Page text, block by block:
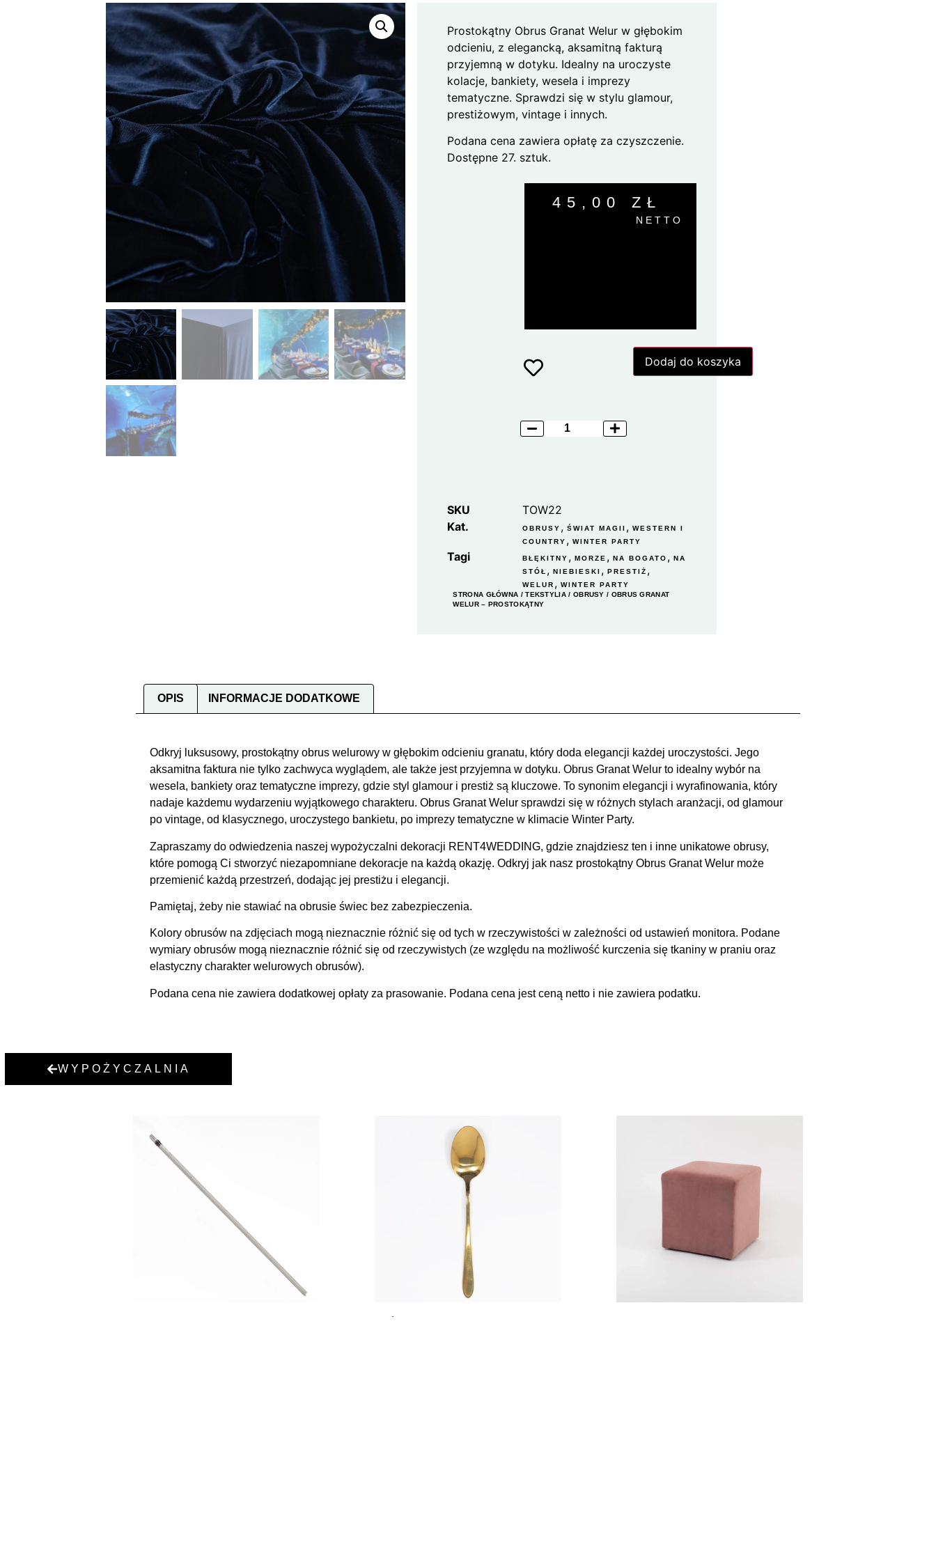
Prostokątny Obrus Granat Welur w głębokim
odcieniu, z elegancką, aksamitną fakturą
przyjemną w dotyku. Idealny na uroczyste
kolacje, bankiety, wesela i imprezy
tematyczne. Sprawdzi się w stylu glamour,
prestiżowym, vintage i innych.
Podana cena zawiera opłatę za czyszczenie.
Dostępne 27. sztuk.
45,00 ZŁ
NETTO
Dodaj do koszyka
SKU
TOW22
Kat.
OBRUSY , ŚWIAT MAGII , WESTERN I
COUNTRY , WINTER PARTY
Tagi BŁĘKITNY , MORZE , NA BOGATO , NA
STÓŁ , NIEBIESKI , PRESTIŻ ,
WELUR , WINTER PARTY
STRONA GŁÓWNA /TEKSTYLIA / OBRUSY / OBRUS GRANAT
WELUR – PROSTOKĄTNY
OPIS INFORMACJE DODATKOWE
Odkryj luksusowy, prostokątny obrus welurowy w głębokim odcieniu granatu, który doda elegancji każdej uroczystości. Jego
aksamitna faktura nie tylko zachwyca wyglądem, ale także jest przyjemna w dotyku. Obrus Granat Welur to idealny wybór na
wesela, bankiety oraz tematyczne imprezy, gdzie styl glamour i prestiż są kluczowe. To synonim elegancji i wyrafinowania, który
nadaje każdemu wydarzeniu wyjątkowego charakteru. Obrus Granat Welur sprawdzi się w różnych stylach aranżacji, od glamour
po vintage, od klasycznego, uroczystego bankietu, po imprezy tematyczne w klimacie Winter Party.
Zapraszamy do odwiedzenia naszej wypożyczalni dekoracji RENT4WEDDING, gdzie znajdziesz ten i inne unikatowe obrusy,
które pomogą Ci stworzyć niezapomniane dekoracje na każdą okazję. Odkryj jak nasz prostokątny Obrus Granat Welur może
przemienić każdą przestrzeń, dodając jej prestiżu i elegancji.
Pamiętaj, żeby nie stawiać na obrusie świec bez zabezpieczenia.
Kolory obrusów na zdjęciach mogą nieznacznie różnić się od tych w rzeczywistości w zależności od ustawień monitora. Podane
wymiary obrusów mogą nieznacznie różnić się od rzeczywistych (ze względu na możliwość kurczenia się tkaniny w praniu oraz
elastyczny charakter welurowych obrusów).
Podana cena nie zawiera dodatkowej opłaty za prasowanie. Podana cena jest ceną netto i nie zawiera podatku.
WYPOŻYCZALNIA